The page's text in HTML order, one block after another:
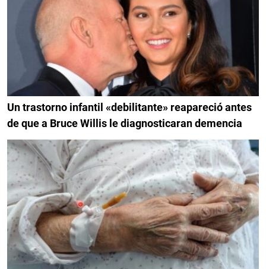
Un trastorno infantil «debilitante» reapareció antes
de que a Bruce Willis le diagnosticaran demencia